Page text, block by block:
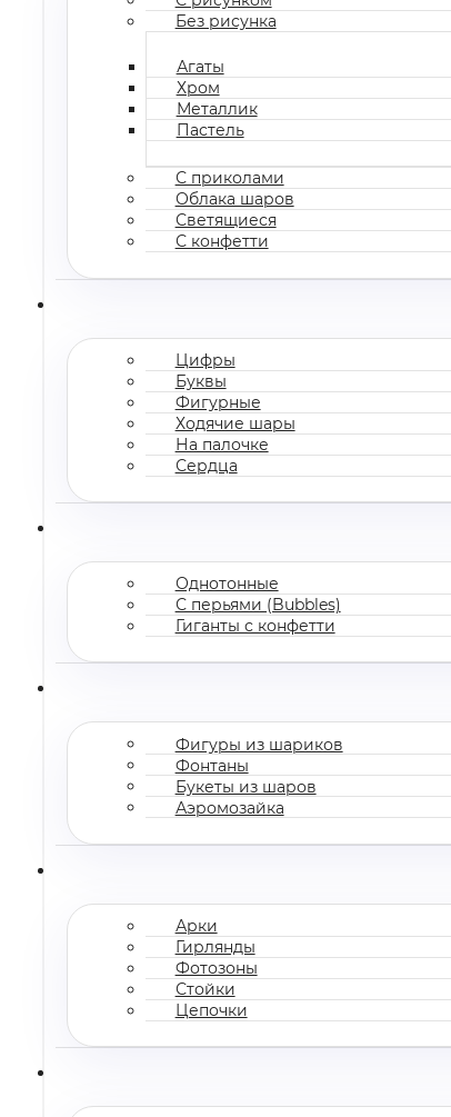
Без рисунка
Агаты
Хром
Металлик
Пастель
С приколами
Облака шаров
Светящиеся
С конфетти
Цифры
Буквы
Фигурные
Ходячие шары
На палочке
Сердца
Однотонные
С перьями (Bubbles)
Гиганты с конфетти
Фигуры из шариков
Фонтаны
Букеты из шаров
Аэромозайка
Арки
Гирлянды
Фотозоны
Стойки
Цепочки